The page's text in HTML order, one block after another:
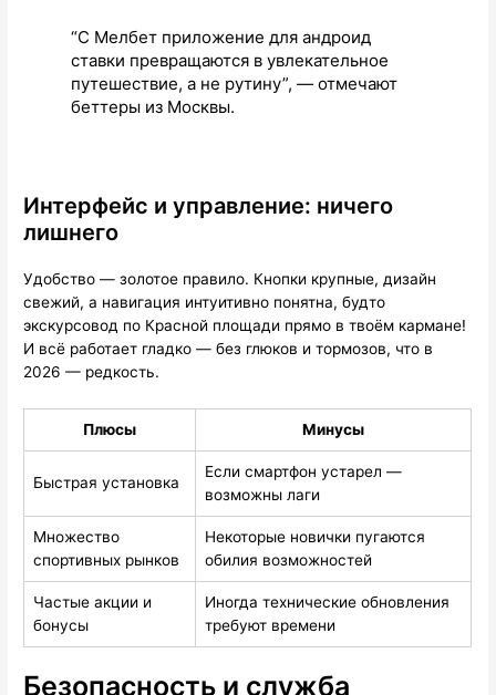
“С Мелбет приложение для андроид
ставки превращаются в увлекательное
путешествие, а не рутину”, — отмечают
беттеры из Москвы.
Интерфейс и управление: ничего
лишнего
Удобство — золотое правило. Кнопки крупные, дизайн
свежий, а навигация интуитивно понятна, будто
экскурсовод по Красной площади прямо в твоём кармане!
И всё работает гладко — без глюков и тормозов, что в
2026 — редкость.
Плюсы Минусы
Быстрая установка
Если смартфон устарел —
возможны лаги
Множество
спортивных рынков
Некоторые новички пугаются
обилия возможностей
Частые акции и
бонусы
Иногда технические обновления
требуют времени
Безопасность и служба